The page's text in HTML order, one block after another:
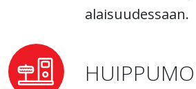
alaisuudessaan.